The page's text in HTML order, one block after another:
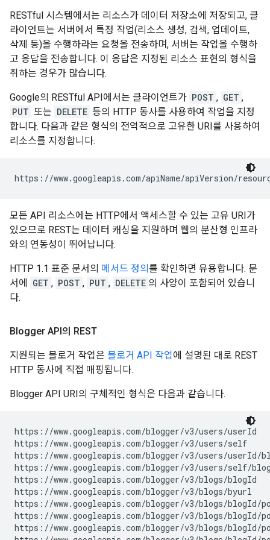
RESTful 시스템에서는 리소스가 데이터 저장소에 저장되고, 클
라이언트는 서버에서 특정 작업(리소스 생성, 검색, 업데이트,
삭제 등)을 수행하라는 요청을 전송하며, 서버는 작업을 수행하
고 응답을 전송합니다. 이 응답은 지정된 리소스 표현의 형식을
취하는 경우가 많습니다.
Google의 RESTful API에서는 클라이언트가 POST , GET ,
PUT 또는 DELETE 등의 HTTP 동사를 사용하여 작업을 지정
합니다. 다음과 같은 형식의 전역적으로 고유한 URI를 사용하여
리소스를 지정합니다.
https://www.googleapis.com/apiName/apiVersion/
모든 API 리소스에는 HTTP에서 액세스할 수 있는 고유 URI가
있으므로 REST는 데이터 캐싱을 지원하며 웹의 분산형 인프라
와의 연동성이 뛰어납니다.
HTTP 1.1 표준 문서의 메서드 정의 를 확인하면 유용합니다. 문
서에
GET , POST , PUT , DELETE 의 사양이 포함되어 있습니
다.
Blogger API의 REST
지원되는 블로거 작업은 블로거 API 작업에 설명된 대로 REST
HTTP 동사에 직접 매핑됩니다.
Blogger API URI의 구체적인 형식은 다음과 같습니다.
https://www.googleapis.com/blogger/v3/users/userId
https://www.googleapis.com/blogger/v3/users/self
https://www.googleapis.com/blogger/v3/users/userId/
https://www.googleapis.com/blogger/v3/users/self/
https://www.googleapis.com/blogger/v3/blogs/blogId
https://www.googleapis.com/blogger/v3/blogs/byurl
https://www.googleapis.com/blogger/v3/blogs/blogId/
https://www.googleapis.com/blogger/v3/blogs/blogId/
https://www.googleapis.com/blogger/v3/blogs/blogId/